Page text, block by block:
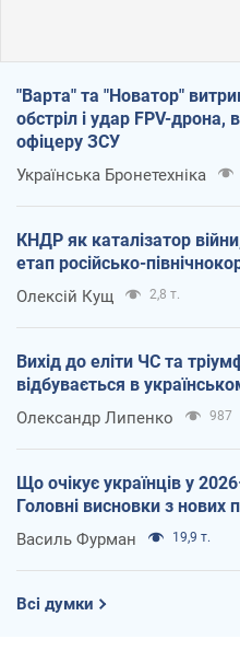
"Варта" та "Новатор"
обстріл і удар FPV-
офіцеру ЗСУ
Українська Бронетехніка
КНДР як каталізатор
етап російсько-
Олексій Кущ 2,8 т.
Вихід до еліти ЧС та
відбувається в
Олександр Липенко 987
Що очікує українців у
Головні висновки з нових
Василь Фурман 19,9 т.
Всі думки